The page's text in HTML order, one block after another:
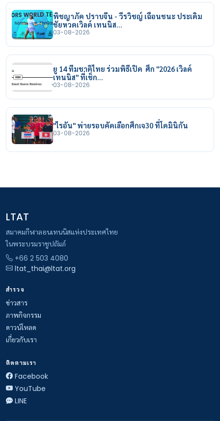
พิชญาภัค ปราบจีน - วีรวิชญ์ เฉือนชนะ ประเดิม
ชัยหวดเวิลด์ เทนนิส…
03-08-2026
ยู 14 ทีมชาติไทย ร่วมพิธีเปิด ศึก "2026 เวิลด์
เทนนิส" ที่เช็ก…
03-08-2026
"ไรอัน" พ่ายรอบคัดเลือกศึกเจ30 ที่โดมินิกัน
03-08-2026
LTAT
สมาคมกีฬาลอนเทนนิสแห่งประเทศไทย
ในพระบรมราชูปถัมภ์
+66 2 503 4080
ltat_thai@ltat.org
สำรวจ
ข่าวสาร
ภาพกิจกรรม
ดาวน์โหลด
เกี่ยวกับเรา
ติดตามเรา
Facebook
YouTube
LINE